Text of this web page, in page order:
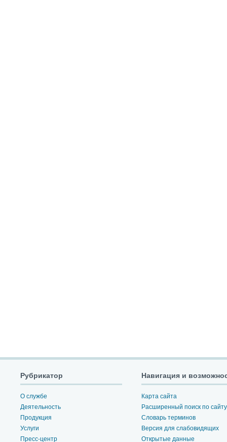
Рубрикатор
О службе
Деятельность
Продукция
Услуги
Пресс-центр
Навигация и
Карта сайта
Расширенный поиск по сайту
Словарь терминов
Версия для слабовидящих
Открытые данные